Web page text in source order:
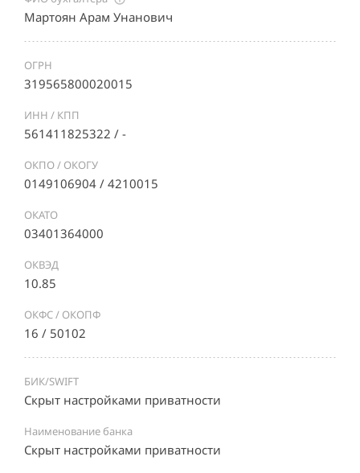
Мартоян Арам Унанович
ОГРН
319565800020015
ИНН / КПП
561411825322 / -
ОКПО / ОКОГУ
0149106904 / 4210015
ОКАТО
03401364000
ОКВЭД
10.85
ОКФС / ОКОПФ
16 / 50102
БИК/SWIFT
Скрыт настройками приватности
Наименование банка
Скрыт настройками приватности